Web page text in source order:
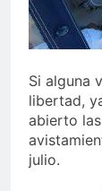
Si alguna
libertad,
abierto
julio.